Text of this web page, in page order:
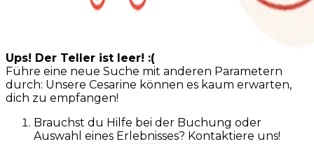
Ups! Der Teller ist leer! :(
Führe eine neue Suche mit anderen Parametern
durch: Unsere Cesarine können es kaum erwarten,
dich zu empfangen!
Brauchst du Hilfe bei der Buchung oder
Auswahl eines Erlebnisses? Kontaktiere uns!